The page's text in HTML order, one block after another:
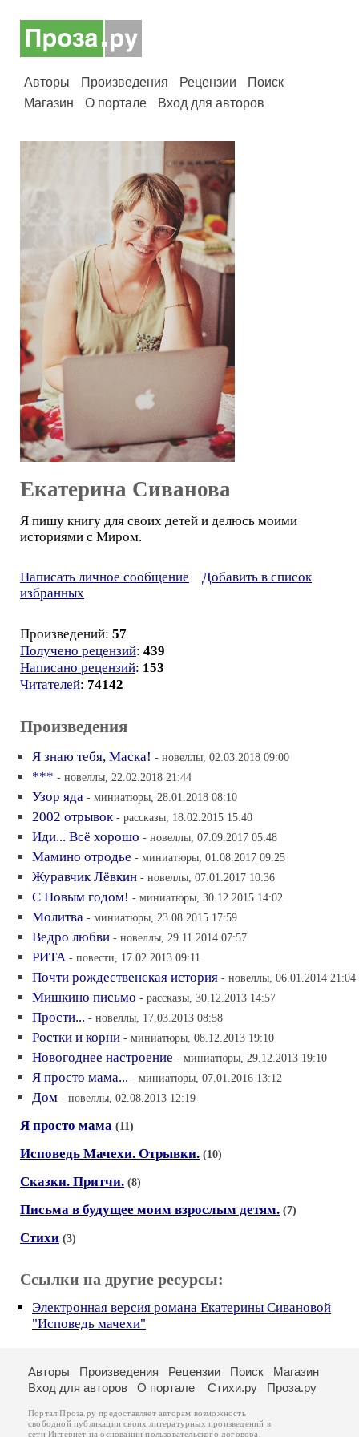
Авторы Произведения Рецензии
Поиск
Магазин
О портале Вход для авторов
Екатерина Сиванова
Я пишу книгу для своих детей и делюсь моими
историями с Миром.
Написать личное сообщение
Добавить в список
избранных
Произведений: 57
Получено рецензий: 439
Написано рецензий: 153
Читателей: 74142
Произведения
Я знаю тебя, Маска! - новеллы, 02.03.2018 09:00
*** - новеллы, 22.02.2018 21:44
Узор яда - миниатюры, 28.01.2018 08:10
2002 отрывок - рассказы, 18.02.2015 15:40
Иди... Всё хорошо - новеллы, 07.09.2017 05:48
Мамино отродье - миниатюры, 01.08.2017 09:25
Журавчик Лёвкин - новеллы, 07.01.2017 10:36
С Новым годом! - миниатюры, 30.12.2015 14:02
Молитва - миниатюры, 23.08.2015 17:59
Ведро любви - новеллы, 29.11.2014 07:57
РИТА - повести, 17.02.2013 09:11
Почти рождественская история - новеллы, 06.01.2014 21:04
Мишкино письмо - рассказы, 30.12.2013 14:57
Прости... - новеллы, 17.03.2013 08:58
Ростки и корни - миниатюры, 08.12.2013 19:10
Новогоднее настроение - миниатюры, 29.12.2013 19:10
Я просто мама... - миниатюры, 07.01.2016 13:12
Дом - новеллы, 02.08.2013 12:19
Я просто мама (11)
Исповедь Мачехи. Отрывки. (10)
Сказки. Притчи. (8)
Письма в будущее моим взрослым детям. (7)
Стихи (3)
Ссылки на другие ресурсы:
Электронная версия романа Екатерины Сивановой
"Исповедь мачехи"
Авторы Произведения Рецензии Поиск
Магазин
Вход для авторов
О портале Стихи.ру Проза.ру
Портал Проза.ру предоставляет авторам возможность
свободной публикации своих литературных произведений в
сети Интернет на основаниипользовательского договора